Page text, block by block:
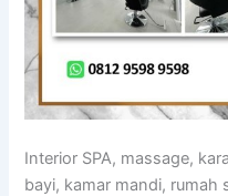
Interior SPA, massage,
bayi, kamar mandi, rumah